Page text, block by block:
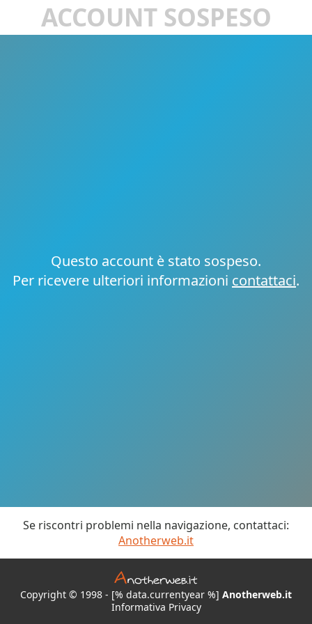
ACCOUNT SOSPESO
Questo account è stato sospeso.
Per ricevere ulteriori informazioni contattaci.
Se riscontri problemi nella navigazione, contattaci:
Anotherweb.it
Copyright © 1998 - [% data.currentyear %] Anotherweb.it
Informativa Privacy